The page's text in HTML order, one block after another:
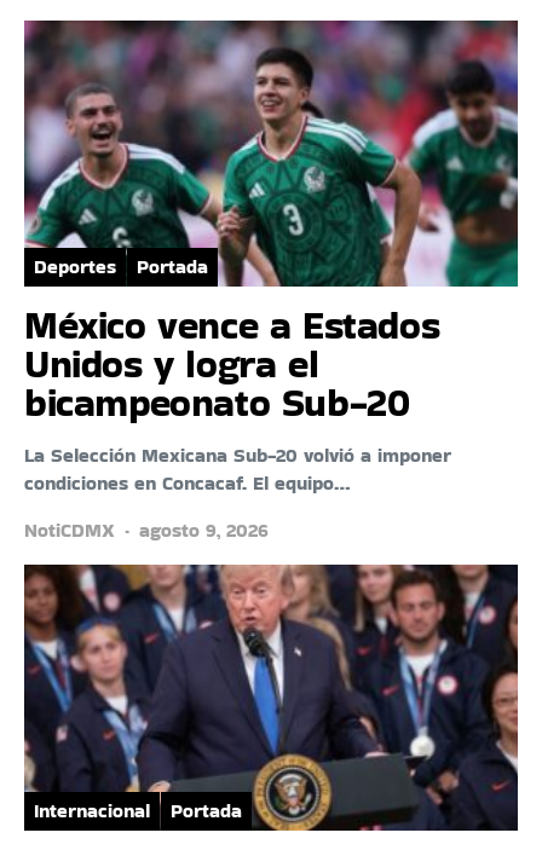
Deportes Portada
México vence a Estados
Unidos y logra el
bicampeonato Sub-20
La Selección Mexicana Sub-20 volvió a imponer
condiciones en Concacaf. El equipo…
NotiCDMX
agosto 9, 2026
Internacional Portada